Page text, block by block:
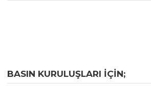
BASIN KURULUŞLARI IÇIN;